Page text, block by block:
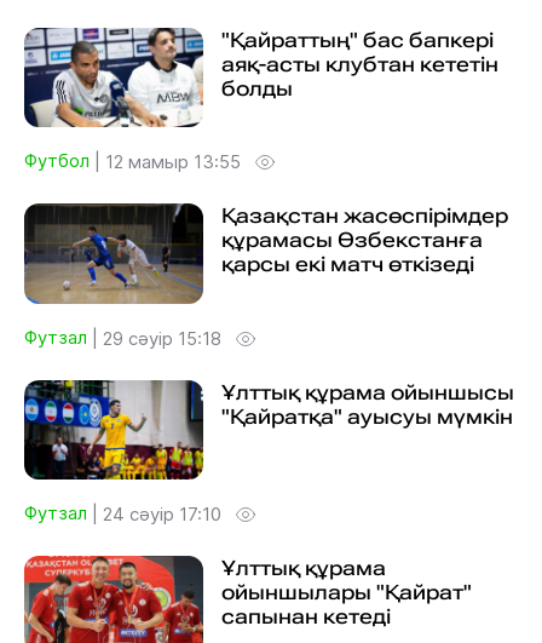
"Қайраттың" бас бапкері
аяқ-асты клубтан кететін
болды
Футбол 12 мамыр 13:55
Қазақстан жасөспірімдер
құрамасы Өзбекстанға
қарсы екі матч өткізеді
Футзал 29 сәуір 15:18
Ұлттық құрама ойыншысы
"Қайратқа" ауысуы мүмкін
Футзал 24 сәуір 17:10
Ұлттық құрама
ойыншылары "Қайрат"
сапынан кетеді